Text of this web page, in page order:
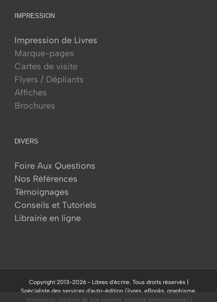
IMPRESSION
Impression de Livres
Marque-pages
Cartes de visite
Flyers / Dépliants
Affiches
Brochures
DIVERS
Foire Aux Questions
Nos Références
Témoignages
Conseils et Tutoriels
Librairie en ligne
Copyright 2013-2026 - Libres d'écrire. Tous droits réservés |
Spécialiste des services d'auto-édition (livres, eBooks, graphisme,
impression, création de site internet, produits promotionnels) |